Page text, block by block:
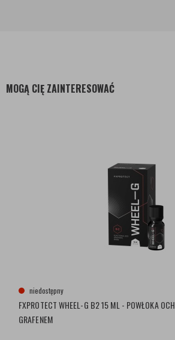
MOGĄ CIĘ ZAINTERESOWAĆ
niedostępny
FXPROTECT WHEEL-G B2 15 ML - POWŁOKA
GRAFENEM